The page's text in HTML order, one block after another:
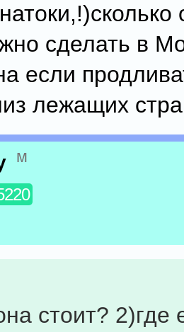
сделать в
если
лежащих
м
стоит?